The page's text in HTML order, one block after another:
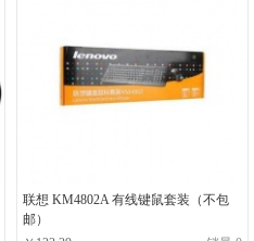
联想 KM4802A 有线键鼠套装（不包
邮）